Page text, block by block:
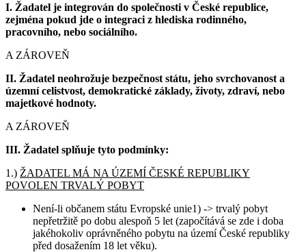
I. Žadatel je integrován do společnosti v České republice,
zejména pokud jde o integraci z hlediska rodinného,
pracovního, nebo sociálního.
A ZÁROVEŇ
II. Žadatel neohrožuje bezpečnost státu, jeho svrchovanost a
územní celistvost, demokratické základy, životy, zdraví, nebo
majetkové hodnoty.
A ZÁROVEŇ
III. Žadatel splňuje tyto podmínky:
1.) ŽADATEL MÁ NA ÚZEMÍ ČESKÉ REPUBLIKY
POVOLEN TRVALÝ POBYT
Není-li občanem státu Evropské unie1) -> trvalý pobyt
nepřetržitě po dobu alespoň 5 let (započítává se zde i doba
jakéhokoliv oprávněného pobytu na území České republiky
před dosažením 18 let věku).